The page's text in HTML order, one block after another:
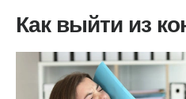
Как выйти из